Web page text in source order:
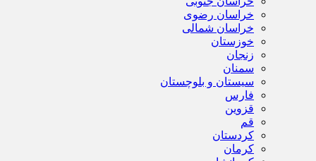
خراسان رضوی
خراسان شمالی
خوزستان
زنجان
سمنان
سیستان و بلوچستان
فارس
قزوین
قم
کردستان
کرمان